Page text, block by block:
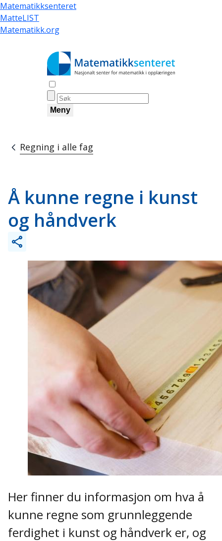
Hopp
til
hovedinnhold
Matematikksenteret
MatteLIST
Matematikk.org
Meny
Navigasjonssti
Regning i alle fag
Å kunne regne i kunst
og håndverk
Her finner du informasjon om hva å
kunne regne som grunnleggende
ferdighet i kunst og håndverk er, og